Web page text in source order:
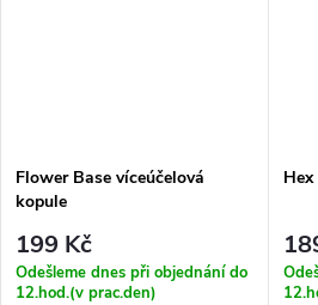
Flower Base víceúčelová
kopule
199 Kč
Odešleme dnes při objednání do
12.hod.(v prac.den)